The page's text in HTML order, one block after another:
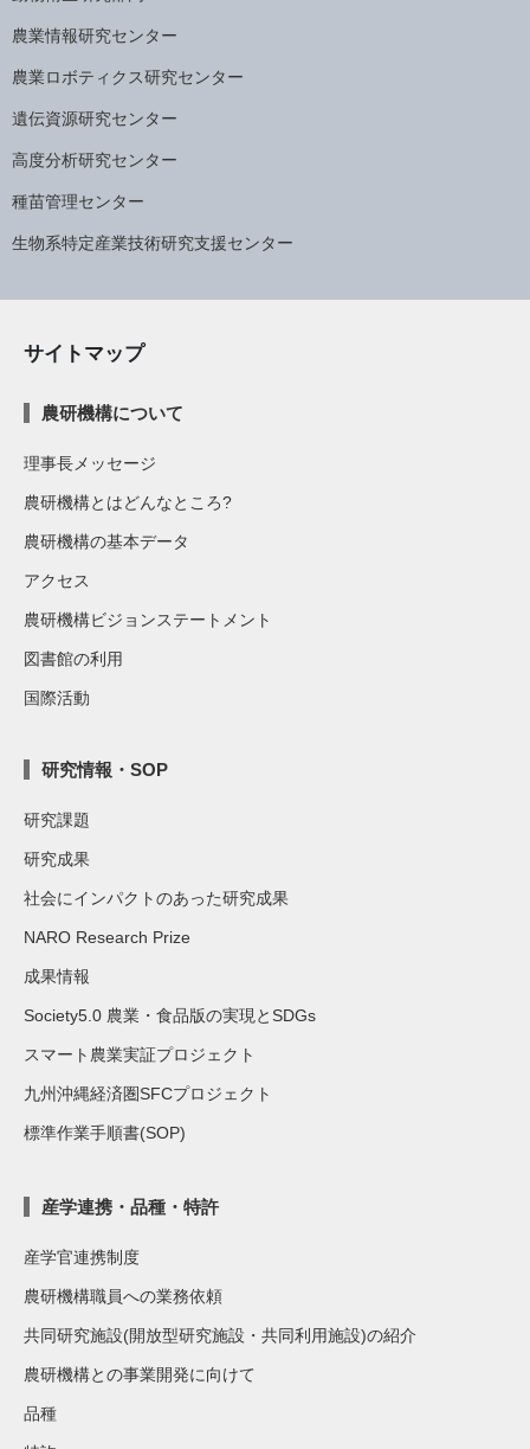
農業情報研究センター
農業ロボティクス研究センター
遺伝資源研究センター
高度分析研究センター
種苗管理センター
生物系特定産業技術研究支援センター
サイトマップ
農研機構について
理事長メッセージ
農研機構とはどんなところ?
農研機構の基本データ
アクセス
農研機構ビジョンステートメント
図書館の利用
国際活動
研究情報・SOP
研究課題
研究成果
社会にインパクトのあった研究成果
NARO Research Prize
成果情報
Society5.0 農業・食品版の実現とSDGs
スマート農業実証プロジェクト
九州沖縄経済圏SFCプロジェクト
標準作業手順書(SOP)
産学連携・品種・特許
産学官連携制度
農研機構職員への業務依頼
共同研究施設(開放型研究施設・共同利用施設)の紹介
農研機構との事業開発に向けて
品種